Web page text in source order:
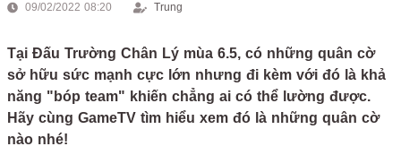
09/02/2022 08:20 Trung
Tại Đấu Trường Chân Lý mùa 6.5, có những quân cờ
sở hữu sức mạnh cực lớn nhưng đi kèm với đó là khả
năng "bóp team" khiến chẳng ai có thể lường được.
Hãy cùng GameTV tìm hiểu xem đó là những quân cờ
nào nhé!